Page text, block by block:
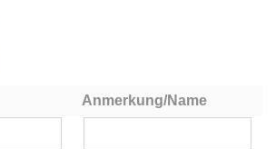
Anmerkung/Name